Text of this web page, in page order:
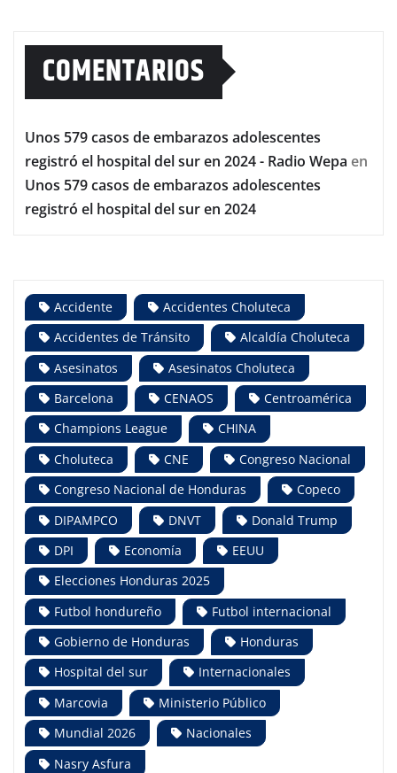
COMENTARIOS
Unos 579 casos de embarazos adolescentes
registró el hospital del sur en 2024 - Radio Wepa en
Unos 579 casos de embarazos adolescentes
registró el hospital del sur en 2024
Accidente
Accidentes Choluteca
Accidentes de Tránsito
Alcaldía Choluteca
Asesinatos
Asesinatos Choluteca
Barcelona
CENAOS
Centroamérica
Champions League
CHINA
Choluteca
CNE
Congreso Nacional
Congreso Nacional de Honduras
Copeco
DIPAMPCO
DNVT
Donald Trump
DPI
Economía
EEUU
Elecciones Honduras 2025
Futbol hondureño
Futbol internacional
Gobierno de Honduras
Honduras
Hospital del sur
Internacionales
Marcovia
Ministerio Público
Mundial 2026
Nacionales
Nasry Asfura